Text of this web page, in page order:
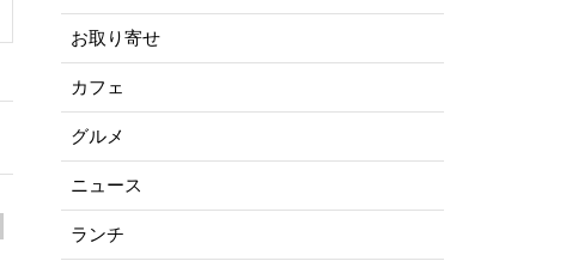
お取り寄せ
カフェ
グルメ
ニュース
ランチ